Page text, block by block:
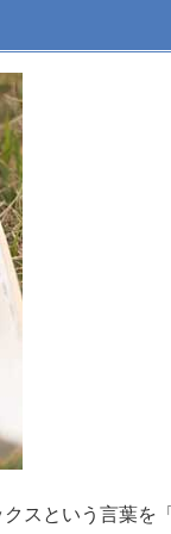
スという言葉を